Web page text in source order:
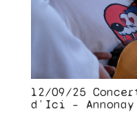
12/09/25
d’Ici – Annonay